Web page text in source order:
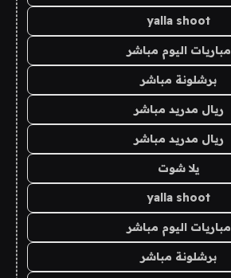
yalla shoot
مباريات اليوم مباشر
برشلونة مباشر
ريال مدريد مباشر
ريال مدريد مباشر
يلا شوت
yalla shoot
مباريات اليوم مباشر
برشلونة مباشر